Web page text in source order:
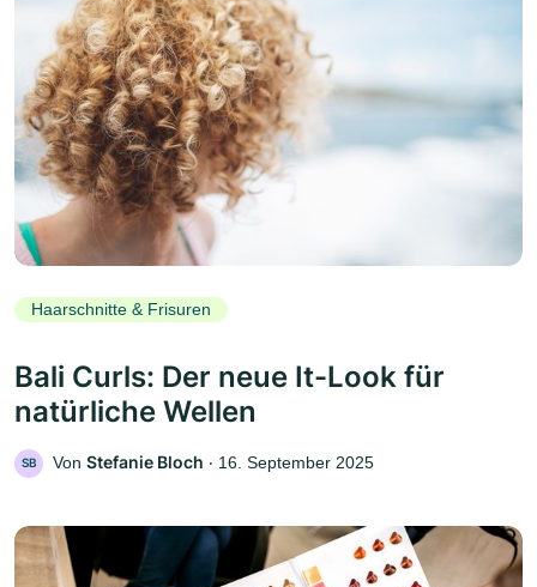
Haarschnitte & Frisuren
Bali Curls: Der neue It-Look für
natürliche Wellen
SB Von Stefanie Bloch ‧ 16. September 2025